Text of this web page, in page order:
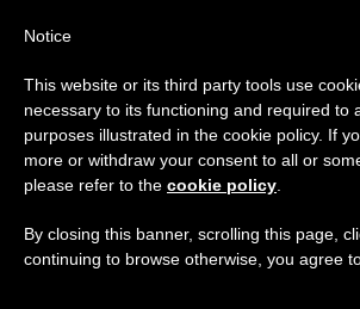
Il filo rosso che lega
e libertà d'educazione
Notice
This website or its third party tools use
necessary to its functioning and required to
purposes illustrated in the cookie policy. If
more or withdraw your consent to all or
please refer to the cookie policy
By closing this banner, scrolling this page,
continuing to browse otherwise, you agree